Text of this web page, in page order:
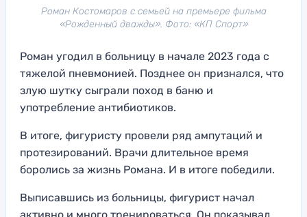
Роман Костомаров с семьей на премьере фильма
«Рожденный дважды». Фото: «КП Спорт»
Роман угодил в больницу в начале 2023 года с
тяжелой пневмонией. Позднее он признался, что
злую шутку сыграли поход в баню и
употребление антибиотиков.
В итоге, фигуристу провели ряд ампутаций и
протезирований. Врачи длительное время
боролись за жизнь Романа. И в итоге победили.
Выписавшись из больницы, фигурист начал